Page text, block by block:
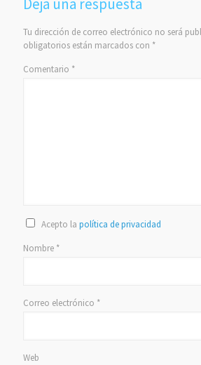
Deja una respuesta
Tu dirección de correo electrónico no será
obligatorios están marcados con *
Comentario *
Acepto la política de privacidad
Nombre *
Correo electrónico *
Web